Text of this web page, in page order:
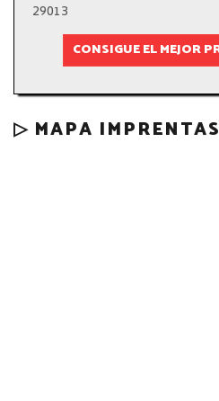
29013
CONSIGUE EL MEJOR
▷ MAPA